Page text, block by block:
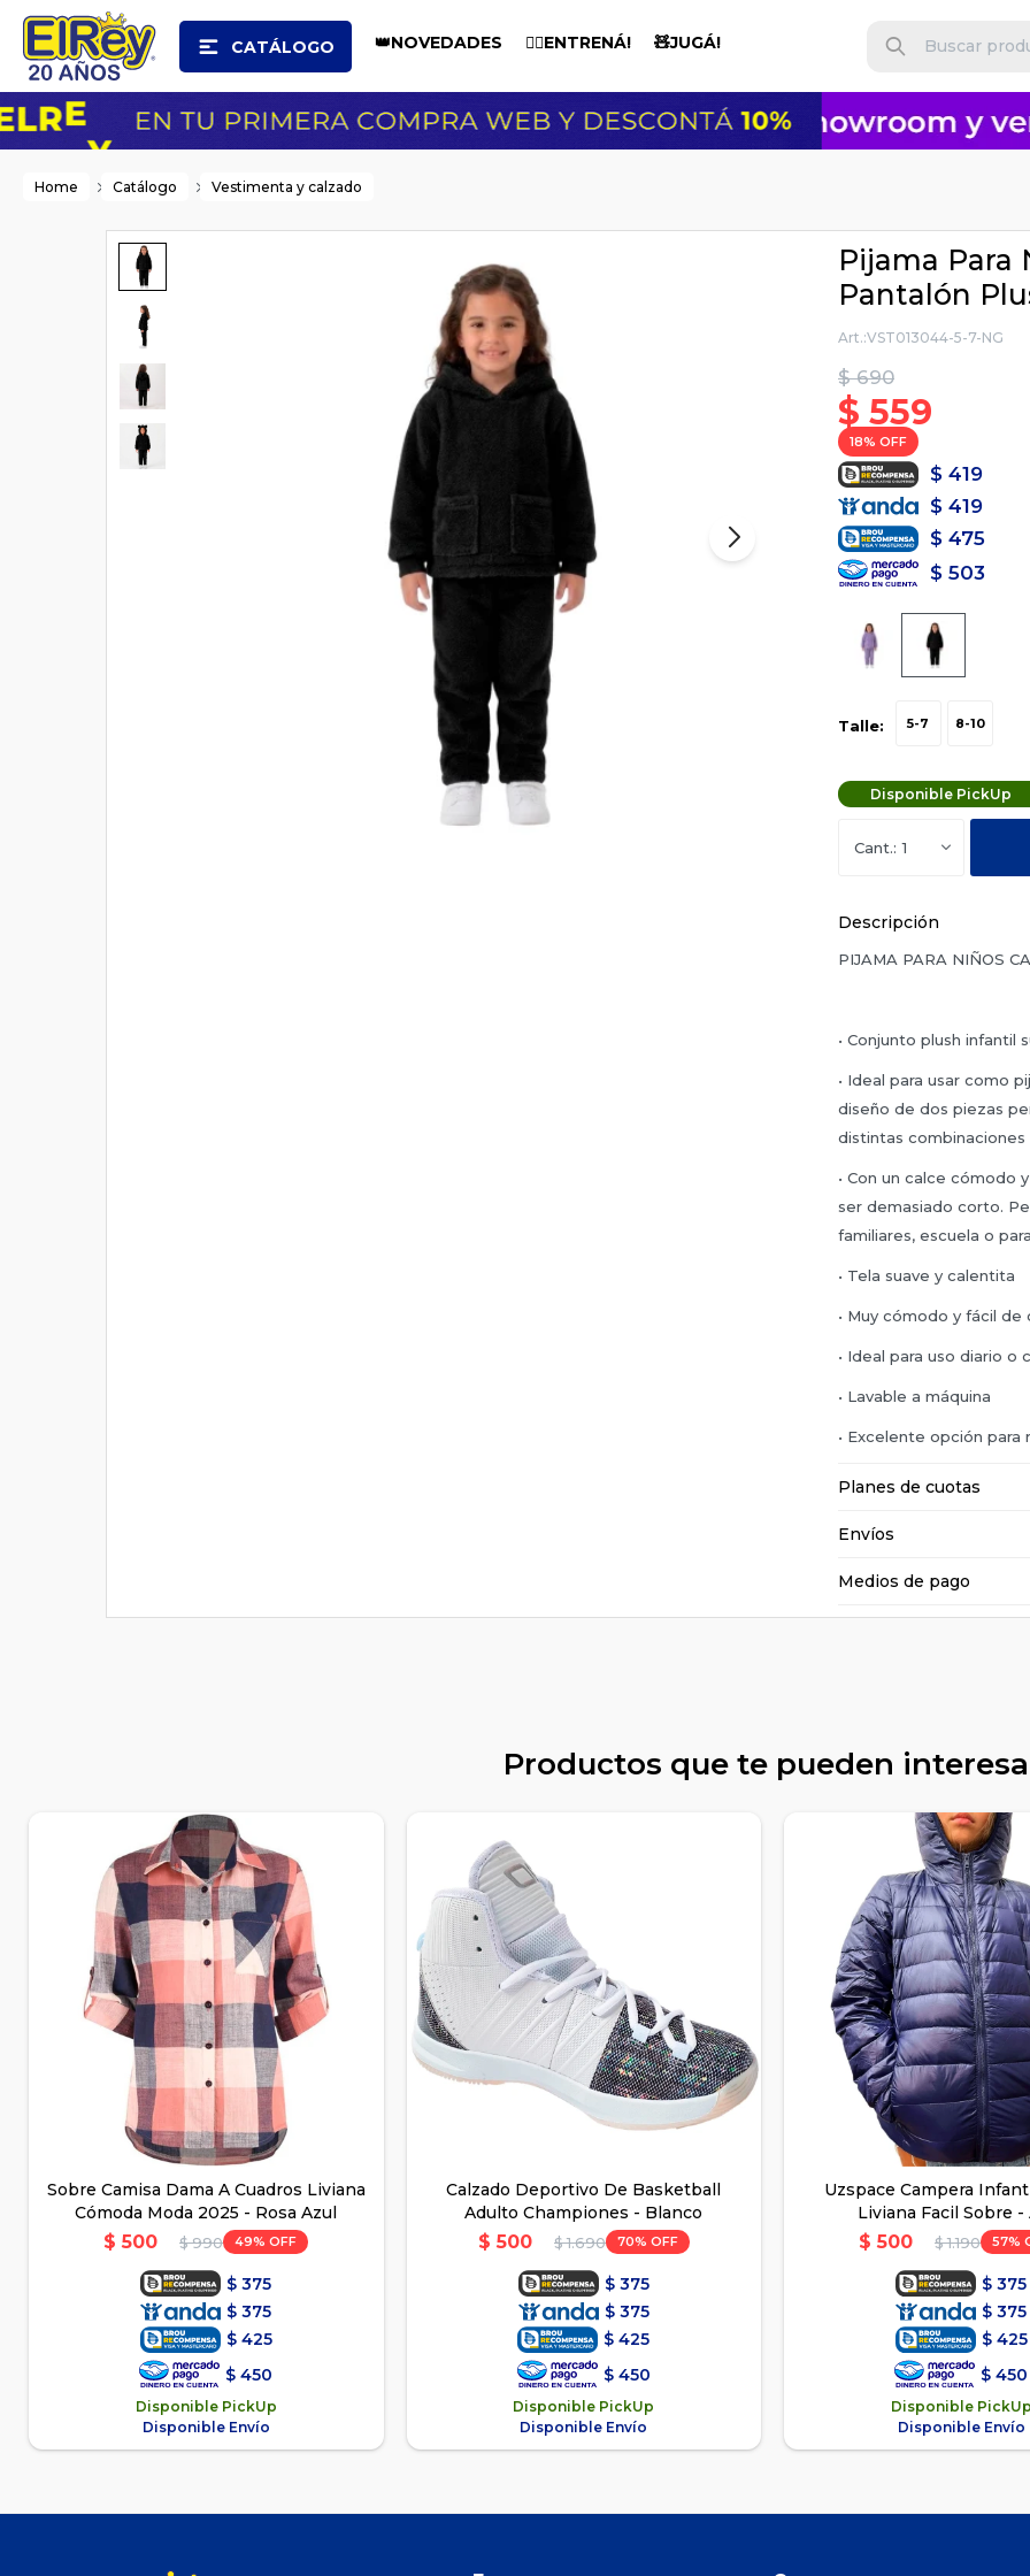
CATÁLOGO 👑NOVEDADES 🏋️‍♂️ENTRENÁ! 🧸JUGÁ!
Home Catálogo Vestimenta y calzado
Pijama Para
Pantalón
VST013044-5-7-NG
$ 690
$ 559
18
$ 419
$ 419
$ 475
$ 503
Talle: 5-7 8-10
Disponible PickUp
1
Descripción
PIJAMA PARA NIÑOS
• Conjunto plush infantil
• Ideal para usar como
diseño de dos piezas
distintas combinaciones
• Con un calce cómodo
ser demasiado corto.
familiares, escuela o
• Tela suave y calentita
• Muy cómodo y fácil de
• Ideal para uso diario o
• Lavable a máquina
• Excelente opción para
Planes de cuotas
Envíos
Medios de pago
Productos que te pueden
Sobre Camisa Dama A Cuadros Liviana
Cómoda Moda 2025 - Rosa Azul
$ 500 $ 990 49
$ 375
$ 375
$ 425
$ 450
Disponible PickUp
Disponible Envío
Calzado Deportivo De Basketball
Adulto Championes - Blanco
$ 500 $ 1.690 70
$ 375
$ 375
$ 425
$ 450
Disponible PickUp
Disponible Envío
Uzspace Campera
Liviana Facil Sobre -
$ 500 $ 1.190 57
$ 375
$ 375
$ 425
$ 450
Disponible
Disponible Envío